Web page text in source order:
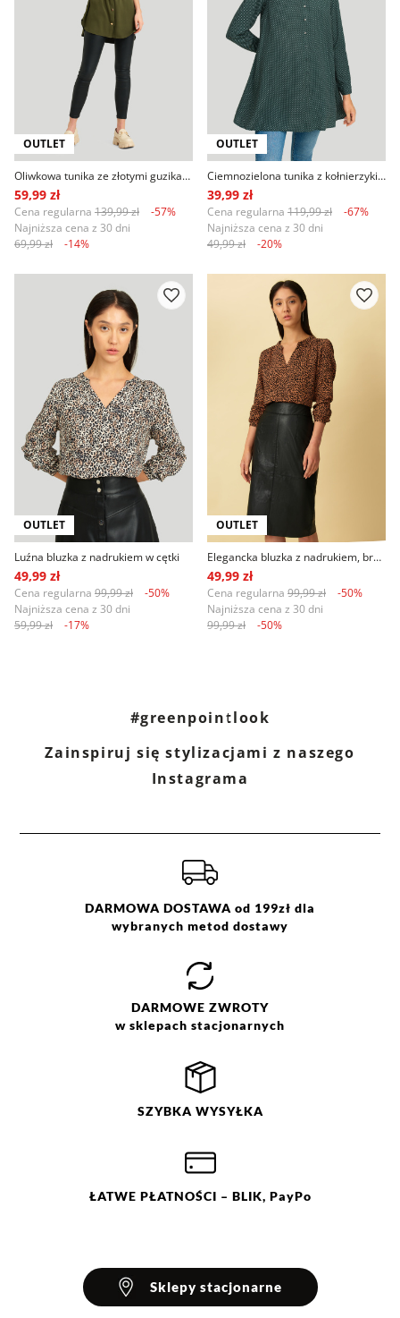
OUTLET
Oliwkowa tunika ze złotymi guzikami
59,99 zł
Cena regularna 139,99 zł
-57%
Najniższa cena z 30 dni
69,99 zł
-14%
OUTLET
Ciemnozielona tunika z kołnierzykiem, nadruk w kropki
39,99 zł
Cena regularna 119,99 zł
-67%
Najniższa cena z 30 dni
49,99 zł
-20%
OUTLET
Luźna bluzka z nadrukiem w cętki
49,99 zł
Cena regularna 99,99 zł
-50%
Najniższa cena z 30 dni
59,99 zł
-17%
OUTLET
Elegancka bluzka z nadrukiem, brązowo-czarna
49,99 zł
Cena regularna 99,99 zł
-50%
Najniższa cena z 30 dni
99,99 zł
-50%
#greenpointlook
Zainspiruj się stylizacjami z naszego
Instagrama
DARMOWA DOSTAWA od 199zł dla
wybranych metod dostawy
DARMOWE ZWROTY
w sklepach stacjonarnych
SZYBKA WYSYŁKA
ŁATWE PŁATNOŚCI – BLIK, PayPo
Sklepy stacjonarne